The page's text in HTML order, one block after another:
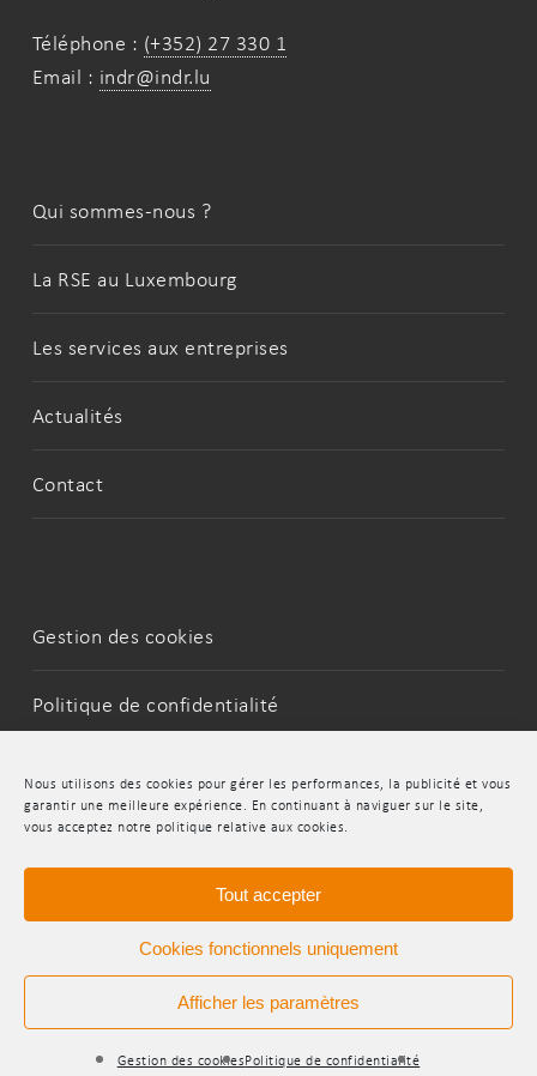
Nous utilisons des cookies pour gérer les performances, la publicité et vous
garantir une meilleure expérience. En continuant à naviguer sur le site,
vous acceptez notre politique relative aux cookies.
Tout accepter
Cookies fonctionnels uniquement
Afficher les paramètres
Gestion des cookiesPolitique de confidentialité
Téléphone : (+352) 27 330 1
Email : indr@indr.lu
Qui sommes-nous ?
La RSE au Luxembourg
Les services aux entreprises
Actualités
Contact
Gestion des cookies
Politique de confidentialité
Mentions Légales
LinkedInYoutube
© 2026 INDR.